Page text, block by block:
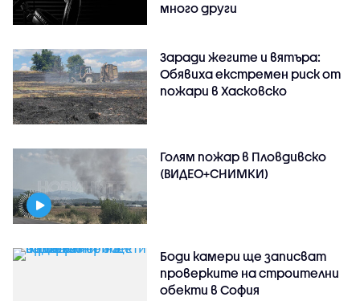
много други
Заради жегите и вятъра:
Обявиха екстремен риск от
пожари в Хасковско
Голям пожар в Пловдивско
(ВИДЕО+СНИМКИ)
Боди камери ще записват
проверките на строителни
обекти в София